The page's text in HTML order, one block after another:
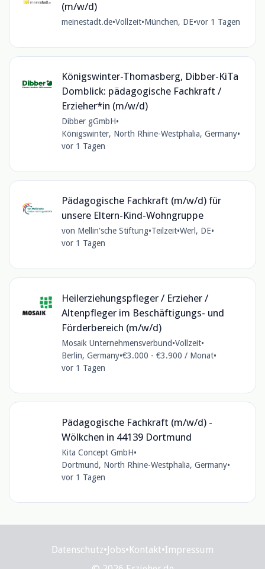
(m/w/d)
meinestadt.de•Vollzeit•München, DE•vor 1 Tagen
Königswinter-Thomasberg, Dibber-KiTa
Domblick: pädagogische Fachkraft /
Erzieher*in (m/w/d)
Dibber gGmbH•
Königswinter, North Rhine-Westphalia, Germany•
vor 1 Tagen
Pädagogische Fachkraft (m/w/d) für
unsere Eltern-Kind-Wohngruppe
von Mellin'sche Stiftung•Teilzeit•Werl, DE•
vor 1 Tagen
Heilerziehungspfleger / Erzieher /
Altenpfleger im Beschäftigungs- und
Förderbereich (m/w/d)
Mosaik Unternehmensverbund•Vollzeit•
Berlin, Germany•€3.000 - €3.900 / Monat•
vor 1 Tagen
Pädagogische Fachkraft (m/w/d) -
Wölkchen in 44139 Dortmund
Kita Concept GmbH•
Dortmund, North Rhine-Westphalia, Germany•
vor 1 Tagen
Datenschutz•Jobs•Kontakt•Impressum